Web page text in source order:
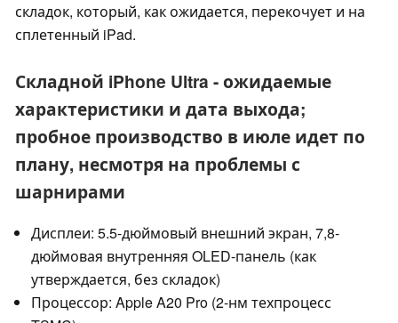
складок, который, как ожидается, перекочует и на
сплетенный iPad.
Складной iPhone Ultra - ожидаемые
характеристики и дата выхода;
пробное производство в июле идет по
плану, несмотря на проблемы с
шарнирами
Дисплеи: 5.5-дюймовый внешний экран, 7,8-
дюймовая внутренняя OLED-панель (как
утверждается, без складок)
Процессор: Apple A20 Pro (2-нм техпроцесс